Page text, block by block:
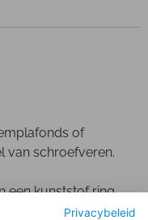
Privacybeleid
of
van schroefveren.
een kunststof ring.